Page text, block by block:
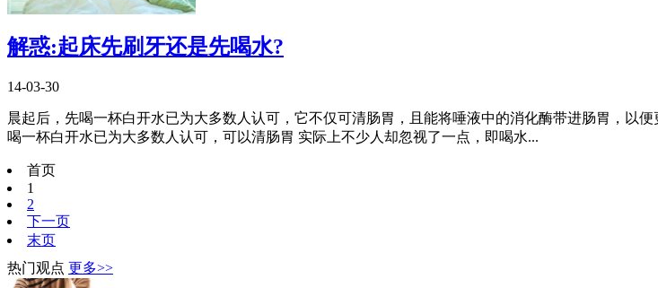
解惑:起床先刷牙还是先喝水?
14-03-30
晨起后，先喝一杯白开水已为大多数人认可，它不仅可清肠胃，且能将唾液中的消化酶带进肠胃，以
喝一杯白开水已为大多数人认可，可以清肠胃 实际上不少人却忽视了一点，即喝水...
首页
1
2
下一页
末页
热门观点 更多>>